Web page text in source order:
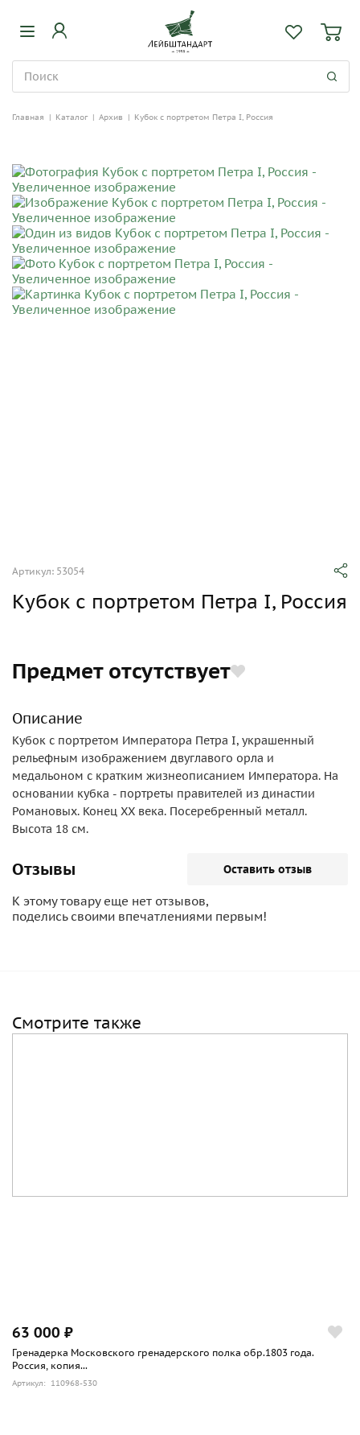
Главная | Каталог | Архив | Кубок с портретом Петра I, Россия
Артикул: 53054
Кубок с портретом Петра I, Россия
Предмет отсутствует
Описание
Кубок с портретом Императора Петра I, украшенный
рельефным изображением двуглавого орла и
медальоном с кратким жизнеописанием Императора. На
основании кубка - портреты правителей из династии
Романовых. Конец ХХ века. Посеребренный металл.
Высота 18 см.
Отзывы Оставить отзыв
К этому товару еще нет отзывов,
поделись своими впечатлениями первым!
Смотрите также
63 000 ₽
Гренадерка Московского гренадерского полка обр.1803 года.
Россия, копия...
Артикул: 110968-530